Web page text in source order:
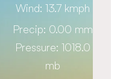
Wind: 13.7 kmph
Precip: 0.00 mm
Pressure: 1018.0
mb